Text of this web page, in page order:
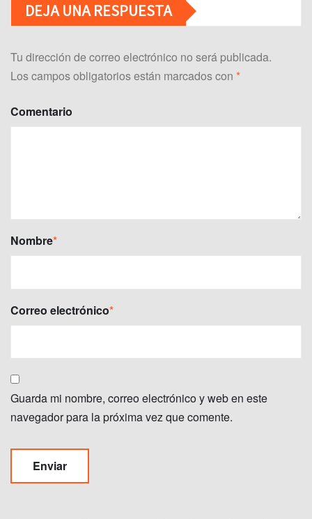
DEJA UNA RESPUESTA
Tu dirección de correo electrónico no será publicada.
Los campos obligatorios están marcados con *
Comentario
Nombre*
Correo electrónico*
Guarda mi nombre, correo electrónico y web en este
navegador para la próxima vez que comente.